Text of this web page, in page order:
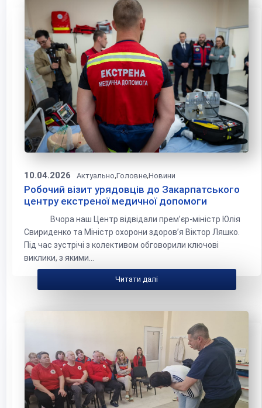
10.04.2026 Актуально,Головне,Новини
Робочий візит урядовців до Закарпатського
центру екстреної медичної допомоги
Вчора наш Центр відвідали прем’єр-міністр Юлія
Свириденко та Міністр охорони здоров’я Віктор Ляшко.
Під час зустрічі з колективом обговорили ключові
виклики, з якими...
Читати далі